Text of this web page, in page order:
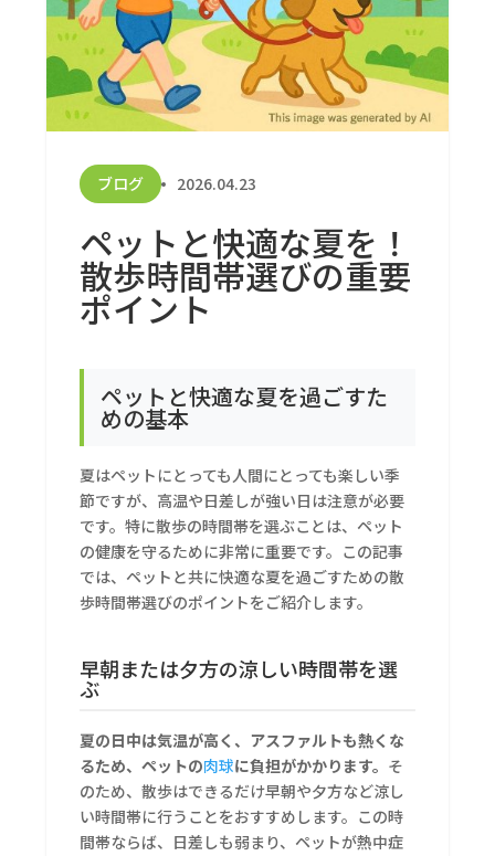
ブログ 2026.04.23
ペットと快適な夏を！
散歩時間帯選びの重要
ポイント
ペットと快適な夏を過ごすた
めの基本
夏はペットにとっても人間にとっても楽しい季
節ですが、高温や日差しが強い日は注意が必要
です。特に散歩の時間帯を選ぶことは、ペット
の健康を守るために非常に重要です。この記事
では、ペットと共に快適な夏を過ごすための散
歩時間帯選びのポイントをご紹介します。
早朝または夕方の涼しい時間帯を選
ぶ
夏の日中は気温が高く、アスファルトも熱くな
るため、ペットの肉球に負担がかかります。 そ
のため、散歩はできるだけ早朝や夕方など涼し
い時間帯に行うことをおすすめします。この時
間帯ならば、日差しも弱まり、ペットが熱中症